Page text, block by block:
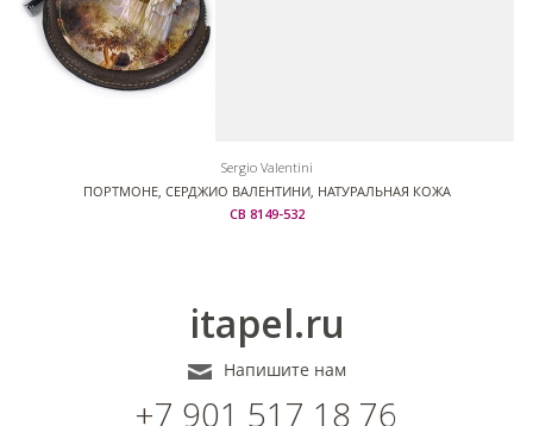
Sergio Valentini
ПОРТМОНЕ, СЕРДЖИО ВАЛЕНТИНИ, НАТУРАЛЬНАЯ КОЖА
СВ 8149-532
itapel.ru
Напишите нам
+7 901 517 18 76